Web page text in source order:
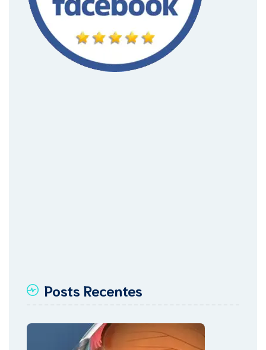
Posts Recentes